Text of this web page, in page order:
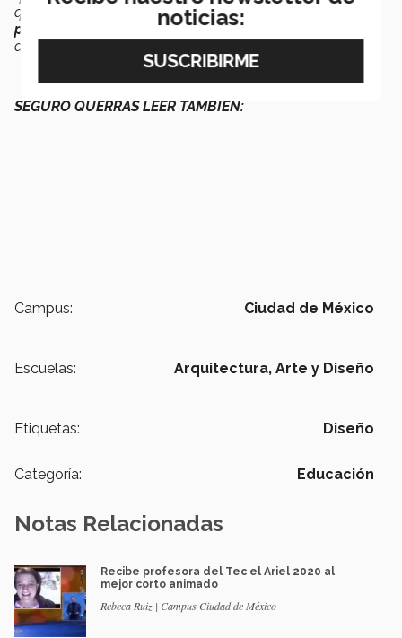
que conozcan firmas grandes, los empujo a que
participen en foros internacionales
además que puedan emprender”,
SEGURO QUERRÁS LEER TAMBIÉN:
Campus: Ciudad de México
Escuelas: Arquitectura, Arte y Diseño
Etiquetas: Diseño
Categoría: Educación
Notas Relacionadas
Recibe profesora del Tec el Ariel 2020 al
mejor corto animado
Rebeca Ruiz | Campus Ciudad de México
noticias: